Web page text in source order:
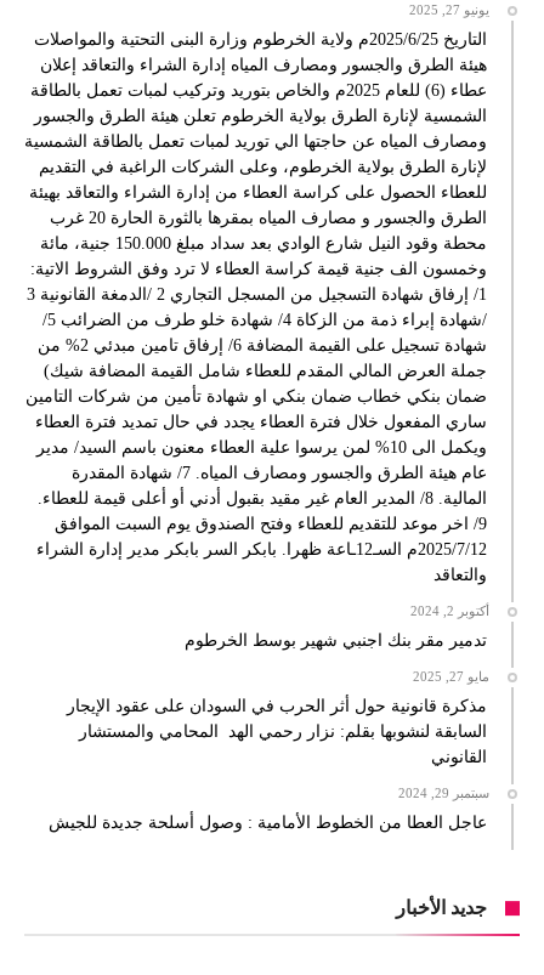
يونيو 27, 2025
التاريخ 2025/6/25م ولاية الخرطوم وزارة البنى التحتية والمواصلات
هيئة الطرق والجسور ومصارف المياه إدارة الشراء والتعاقد إعلان
عطاء (6) للعام 2025م والخاص بتوريد وتركيب لمبات تعمل بالطاقة
الشمسية لإنارة الطرق بولاية الخرطوم تعلن هيئة الطرق والجسور
ومصارف المياه عن حاجتها الي توريد لمبات تعمل بالطاقة الشمسية
لإنارة الطرق بولاية الخرطوم، وعلى الشركات الراغبة في التقديم
للعطاء الحصول على كراسة العطاء من إدارة الشراء والتعاقد بهيئة
الطرق والجسور و مصارف المياه بمقرها بالثورة الحارة 20 غرب
محطة وقود النيل شارع الوادي بعد سداد مبلغ 150.000 جنية، مائة
وخمسون الف جنية قيمة كراسة العطاء لا ترد وفق الشروط الاتية:
1/ إرفاق شهادة التسجيل من المسجل التجاري 2 /الدمغة القانونية 3
/شهادة إبراء ذمة من الزكاة 4/ شهادة خلو طرف من الضرائب 5/
شهادة تسجيل على القيمة المضافة 6/ إرفاق تامين مبدئي 2% من
جملة العرض المالي المقدم للعطاء شامل القيمة المضافة شيك)
ضمان بنكي خطاب ضمان بنكي او شهادة تأمين من شركات التامين
ساري المفعول خلال فترة العطاء يجدد في حال تمديد فترة العطاء
ويكمل الى 10% لمن يرسوا علية العطاء معنون باسم السيد/ مدير
عام هيئة الطرق والجسور ومصارف المياه. 7/ شهادة المقدرة
المالية. 8/ المدير العام غير مقيد بقبول أدني أو أعلى قيمة للعطاء.
9/ اخر موعد للتقديم للعطاء وفتح الصندوق يوم السبت الموافق
2025/7/12م السـ12ـاعة ظهرا. بابكر السر بابكر مدير إدارة الشراء
والتعاقد
أكتوبر 2, 2024
تدمير مقر بنك اجنبي شهير بوسط الخرطوم
مايو 27, 2025
مذكرة قانونية حول أثر الحرب في السودان على عقود الإيجار
السابقة لنشوبها بقلم: نزار رحمي الهد المحامي والمستشار
القانوني
سبتمبر 29, 2024
عاجل العطا من الخطوط الأمامية : وصول أسلحة جديدة للجيش
جديد الأخبار